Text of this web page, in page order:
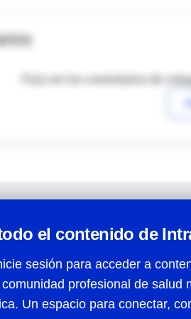
Para ver los comentarios de
el contenido de
sesión para acceder a
profesional de salud
Un espacio para conectar,